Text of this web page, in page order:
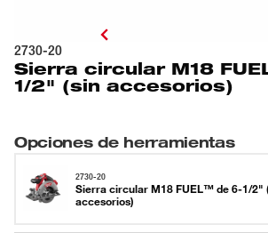
2730-20
Sierra circular M18
1/2" (sin accesorios)
Opciones de herramientas
2730-20
Sierra circular M18 FUEL™ de 6-1/2"
accesorios)